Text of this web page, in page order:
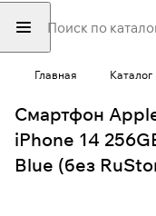
Главная Каталог
Смартфон
iPhone 14
Blue (без